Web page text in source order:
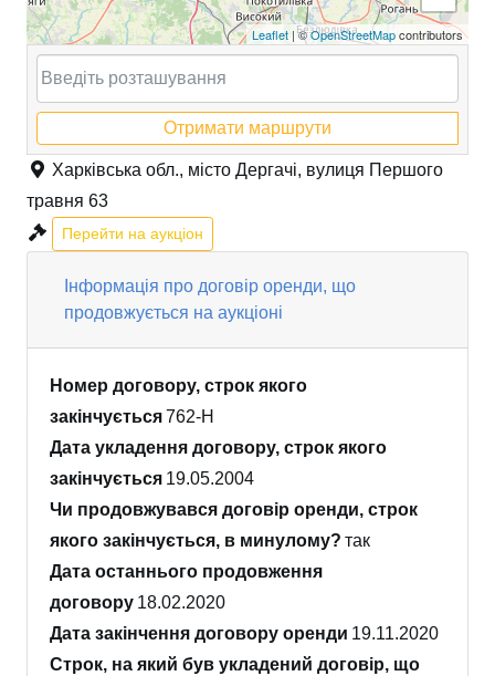
Leaflet | ©OpenStreetMapcontributors
Отримати маршрути
Харківська обл., місто Дергачі, вулиця Першого
травня 63
Перейти на аукціон
Інформація про договір оренди, що
продовжується на аукціоні
Номер договору, строк якого
закінчується762-Н
Дата укладення договору, строк якого
закінчується 19.05.2004
Чи продовжувався договір оренди, строк
якого закінчується, в минулому? так
Дата останнього продовження
договору 18.02.2020
Дата закінчення договору оренди 19.11.2020
Строк, на який був укладений договір, що